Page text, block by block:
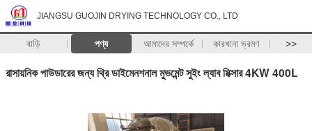
JIANGSU GUOJIN DRYING TECHNOLOGY CO., LTD
বাড়ি পণ্য আমাদের সম্পর্কে কারখানা ভ্রমণ >>
রাসায়নিক পাউডারের জন্য থ্রি ডাইমেনশনাল মুভমেন্ট সুইং ল্যাব মিক্সার 4KW 400L